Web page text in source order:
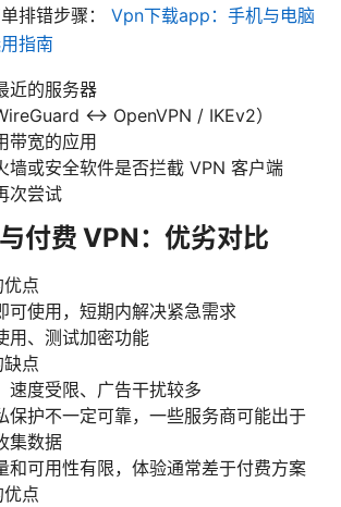
排错步骤： Vpn下载app：手机与电脑
指南
近的服务器
↔ OpenVPN / IKEv2）
带宽的应用
墙或安全软件是否拦截 VPN 客户端
次尝试
付费 VPN：优劣对比
点
可使用，短期内解决紧急需求
用、测试加密功能
点
速度受限、广告干扰较多
保护不一定可靠，一些服务商可能出于
集数据
和可用性有限，体验通常差于付费方案
点